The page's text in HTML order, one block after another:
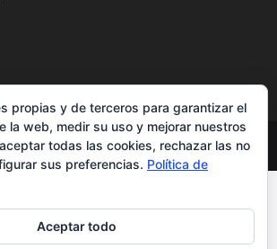
propias y de terceros para garantizar el
la web, medir su uso y mejorar nuestros
todas las cookies, rechazar las no
sus preferencias. Política de
Aceptar todo